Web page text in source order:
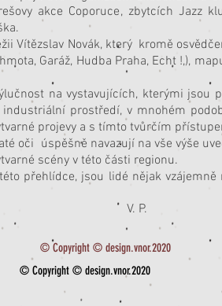
akce Coporuce, zbytcích Jazz
Vítězslav Novák, který kromě
Garáž, Hudba Praha, Echt !,),
na vystavujících, kterými
prostředí, v mnohém
projevy a s tímto tvůrčím
oči úspěšně navazují na vše výše
scény v této části regionu.
přehlídce, jsou lidé nějak vzájemně
© Copyright © design.vnor.2020
© Copyright © design.vnor.2020